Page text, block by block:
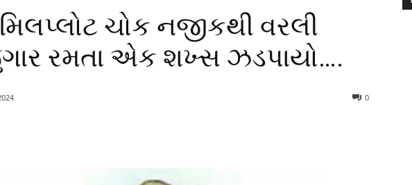
મિલપ્લોટ ચોક નજીકથી વરલી
રમતા એક શખ્સ ઝડપાયો….
0